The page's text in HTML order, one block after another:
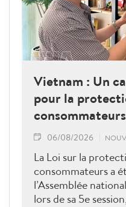
Vietnam : Un
pour la
consommateurs
06/08/2026
La Loi sur la
consommateurs a
l’Assemblée
lors de sa 5e